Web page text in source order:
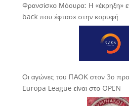
Φρανσίσκο Μόουρα: Η «έκρηξη»
back που έφτασε στην κορυφή
Οι αγώνες του ΠΑΟΚ στον 3ο
Europa League είναι στο OPEN